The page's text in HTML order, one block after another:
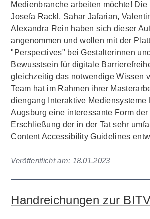
Medienbranche arbeiten möchte! Die
Josefa Rackl, Sahar Jafarian,
Alexandra Rein haben sich dieser
angenommen und wollen mit der
"Perspectives" bei Gestalterinnen
Bewusstsein für digitale
gleichzeitig das notwendige Wissen
Team hat im Rahmen ihrer
diengang Interaktive Mediensyste­me
Augsburg eine interessante Form
Erschließung der in der Tat sehr
Content Accessibility Guidelines
Veröffentlicht am: 18.01.2023
Handreichungen zur